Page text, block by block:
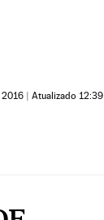
2016 | Atualizado 12:39